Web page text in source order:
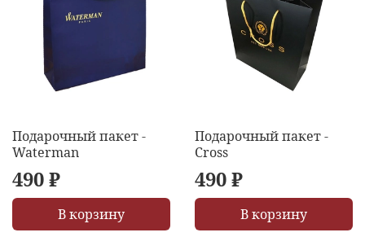
Подарочный пакет -
Waterman
490 ₽
В корзину
Подарочный пакет -
Cross
490 ₽
В корзину